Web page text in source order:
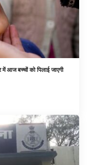
में आज बच्चों को पिलाई जाएगी